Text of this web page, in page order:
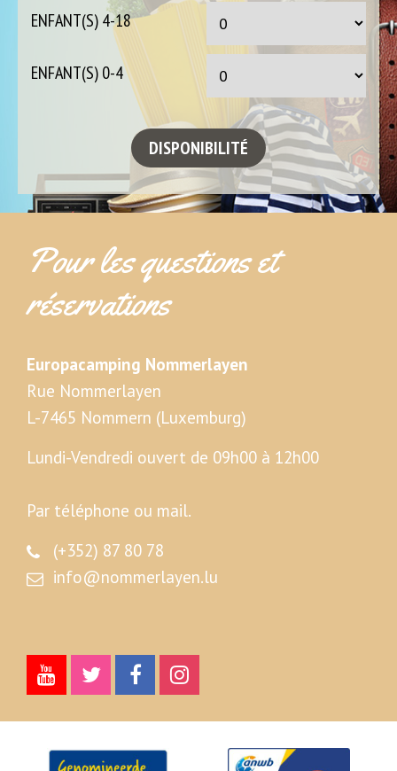
ENFANT(S) 4-18
ENFANT(S) 0-4
Pour les questions et
réservations
Europacamping Nommerlayen
Rue Nommerlayen
L-7465 Nommern (Luxemburg)
Lundi-Vendredi ouvert de 09h00 à 12h00
Par téléphone ou mail.
(+352) 87 80 78
info@nommerlayen.lu